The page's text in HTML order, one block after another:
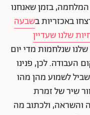
המלחמה, בזמן שאנחנו
באכזריות בשבעה
שלנו שעדיין
שנלחמות מדי יום
העבודה. לכן, פנינו
לשמוע מהן מהו
שיר של זמרת
והשראה, ולכתוב מה